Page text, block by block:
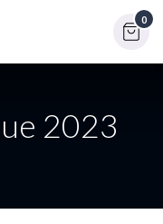
0
2023